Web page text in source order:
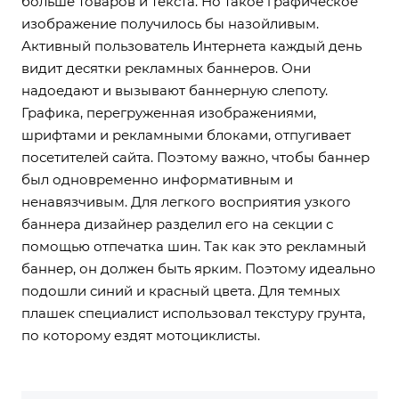
изображение получилось бы назойливым.
Активный пользователь Интернета каждый день
видит десятки рекламных баннеров. Они
надоедают и вызывают баннерную слепоту.
Графика, перегруженная изображениями,
шрифтами и рекламными блоками, отпугивает
посетителей сайта. Поэтому важно, чтобы баннер
был одновременно информативным и
ненавязчивым. Для легкого восприятия узкого
баннера дизайнер разделил его на секции с
помощью отпечатка шин. Так как это рекламный
баннер, он должен быть ярким. Поэтому идеально
подошли синий и красный цвета. Для темных
плашек специалист использовал текстуру грунта,
по которому ездят мотоциклисты.